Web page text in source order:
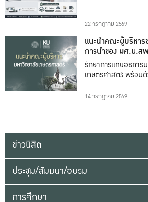
22 กรกฎาคม 2569
แนะนำคณะผู้บริหาร
การนำของ ผศ.น.ส
ธรรม
รักษาการแทนอธิการ
เกษตรศาสตร์ พร้อม
14 กรกฎาคม 2569
ข่าวนิสิต
ประชุม/สัมมนา/อบรม
การศึกษา